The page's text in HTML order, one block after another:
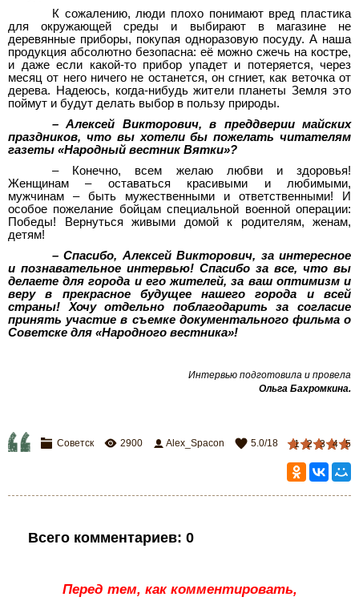
К сожалению, люди плохо понимают вред пластика
для окружающей среды и выбирают в магазине не
деревянные приборы, покупая одноразовую посуду. А наша
продукция абсолютно безопасна: её можно сжечь на костре,
и даже если какой-то прибор упадет и потеряется, через
месяц от него ничего не останется, он сгниет, как веточка от
дерева. Надеюсь, когда-нибудь жители планеты Земля это
поймут и будут делать выбор в пользу природы.
– Алексей Викторович, в преддверии майских
праздников, что вы хотели бы пожелать читателям
газеты «Народный вестник Вятки»?
– Конечно, всем желаю любви и здоровья!
Женщинам – оставаться красивыми и любимыми,
мужчинам – быть мужественными и ответственными! И
особое пожелание бойцам специальной военной операции:
Победы! Вернуться живыми домой к родителям, женам,
детям!
– Спасибо, Алексей Викторович, за интересное
и познавательное интервью! Спасибо за все, что вы
делаете для города и его жителей, за ваш оптимизм и
веру в прекрасное будущее нашего города и всей
страны! Хочу отдельно поблагодарить за согласие
принять участие в съемке документального фильма о
Советске для «Народного вестника»!
Интервью подготовила и провела
Ольга Бахромкина.
1 2 3 4 5
Советск 2900 Alex_Spacon 5.0/18
Всего комментариев: 0
Перед тем, как комментировать,